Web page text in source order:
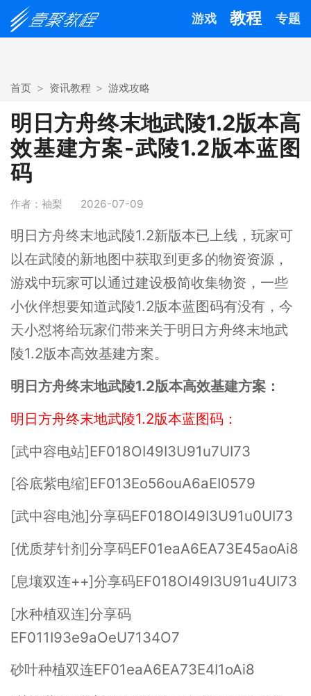
游戏 教程 专题
首页 资讯教程 游戏攻略
明日方舟终末地武陵1.2版本高
效基建方案-武陵1.2版本蓝图
码
作者：袖梨 2026-07-09
明日方舟终末地武陵1.2新版本已上线，玩家可
以在武陵的新地图中获取到更多的物资资源，
游戏中玩家可以通过建设极简收集物资，一些
小伙伴想要知道武陵1.2版本蓝图码有没有，今
天小怼将给玩家们带来关于明日方舟终末地武
陵1.2版本高效基建方案。
明日方舟终末地武陵1.2版本高效基建方案：
明日方舟终末地武陵1.2版本蓝图码：
[武中容电站]EF018OI49I3U91u7UI73
[谷底紫电缩]EF013Eo56ouA6aEI0579
[武中容电池]分享码EF018OI49I3U91u0UI73
[优质芽针剂]分享码EF01eaA6EA73E45aoAi8
[息壤双连++]分享码EF018OI49I3U91u4UI73
[水种植双连]分享码
EF011I93e9aOeU7134O7
砂叶种植双连EF01eaA6EA73E4I1oAi8